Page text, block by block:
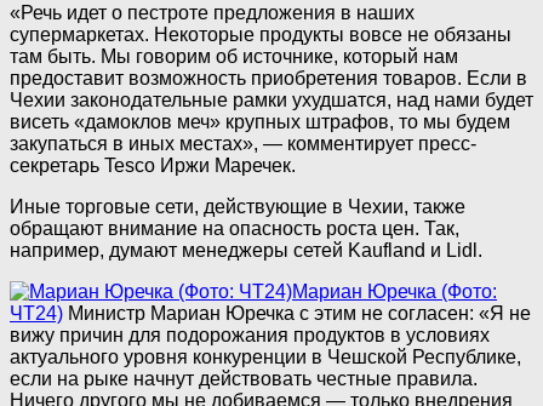
«Речь идет о пестроте предложения в наших
супермаркетах. Некоторые продукты вовсе не обязаны
там быть. Мы говорим об источнике, который нам
предоставит возможность приобретения товаров. Если в
Чехии законодательные рамки ухудшатся, над нами будет
висеть «дамоклов меч» крупных штрафов, то мы будем
закупаться в иных местах», — комментирует пресс-
секретарь Tesco Иржи Маречек.
Иные торговые сети, действующие в Чехии, также
обращают внимание на опасность роста цен. Так,
например, думают менеджеры сетей Kaufland и Lidl.
Мариан Юречка (Фото:
ЧТ24) Министр Мариан Юречка с этим не согласен: «Я не
вижу причин для подорожания продуктов в условиях
актуального уровня конкуренции в Чешской Республике,
если на рыке начнут действовать честные правила.
Ничего другого мы не добиваемся — только внедрения